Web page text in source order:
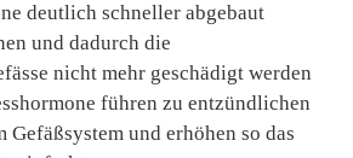
deutlich schneller abgebaut
und dadurch die
nicht mehr geschädigt werden
führen zu entzündlichen
Gefäßsystem und erhöhen so das